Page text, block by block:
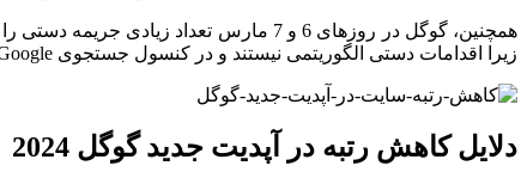
همچنین، گوگل در روزهای 6 و 7 مارس
زیرا اقدامات دستی الگوریتمی نیستند و در کنسول جستجوی Google از جریمه مطلع خواهید شد.
دلایل کاهش رتبه در آپدیت جدید گوگل 2024